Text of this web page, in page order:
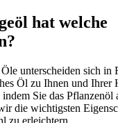
hat welche
unterscheiden sich in
Öl zu Ihnen und Ihrer
Sie das Pflanzenöl
die wichtigsten
zu erleichtern.